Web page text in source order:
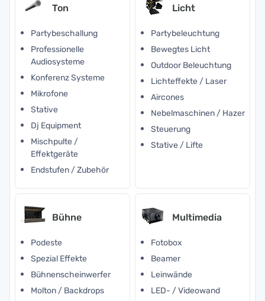
Ton
Partybeschallung
Professionelle
Audiosysteme
Konferenz Systeme
Mikrofone
Stative
Dj Equipment
Mischpulte /
Effektgeräte
Endstufen / Zubehör
Licht
Partybeleuchtung
Bewegtes Licht
Outdoor Beleuchtung
Lichteffekte / Laser
Aircones
Nebelmaschinen / Hazer
Steuerung
Stative / Lifte
Bühne
Podeste
Spezial Effekte
Bühnenscheinwerfer
Molton / Backdrops
Multimedia
Fotobox
Beamer
Leinwände
LED- / Videowand